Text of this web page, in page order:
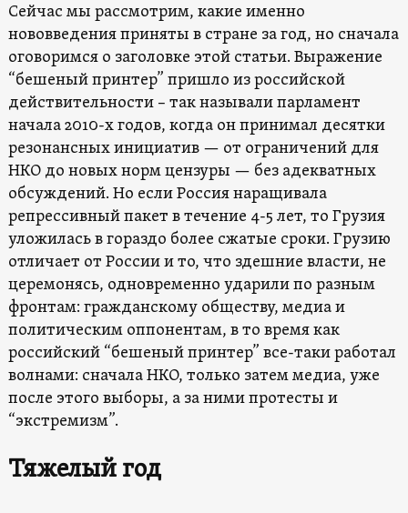
Сейчас мы рассмотрим, какие именно
нововведения приняты в стране за год, но сначала
оговоримся о заголовке этой статьи. Выражение
“бешеный принтер” пришло из российской
действительности – так называли парламент
начала 2010-х годов, когда он принимал десятки
резонансных инициатив — от ограничений для
НКО до новых норм цензуры — без адекватных
обсуждений. Но если Россия наращивала
репрессивный пакет в течение 4-5 лет, то Грузия
уложилась в гораздо более сжатые сроки. Грузию
отличает от России и то, что здешние власти, не
церемонясь, одновременно ударили по разным
фронтам: гражданскому обществу, медиа и
политическим оппонентам, в то время как
российский “бешеный принтер” все-таки работал
волнами: сначала НКО, только затем медиа, уже
после этого выборы, а за ними протесты и
“экстремизм”.
Тяжелый год